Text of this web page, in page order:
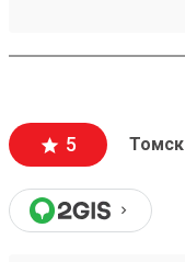
приложении.
5 Томск